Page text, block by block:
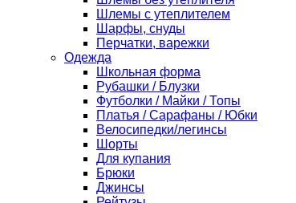
Шлемы с утеплителем
Шарфы, снуды
Перчатки, варежки
Одежда
Школьная форма
Рубашки / Блузки
Футболки / Майки / Топы
Платья / Сарафаны / Юбки
Велосипедки/легинсы
Шорты
Для купания
Брюки
Джинсы